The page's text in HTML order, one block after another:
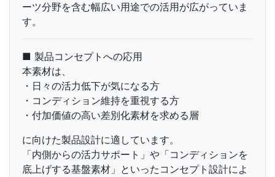
ーツ分野を含む幅広い用途での活用が広がっていま
す。
■ 製品コンセプトへの応用
本素材は、
・日々の活力低下が気になる方
・コンディション維持を重視する方
・付加価値の高い差別化素材を求める層
に向けた製品設計に適しています。
「内側からの活力サポート」や「コンディションを
底上げする基盤素材」といったコンセプト設計によ